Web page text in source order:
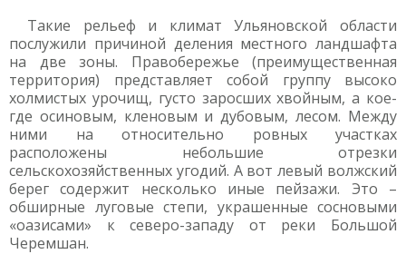
Такие рельеф и климат Ульяновской области
послужили причиной деления местного ландшафта
на две зоны. Правобережье (преимущественная
территория) представляет собой группу высоко
холмистых урочищ, густо заросших хвойным, а кое-
где осиновым, кленовым и дубовым, лесом. Между
ними на относительно ровных участках
расположены небольшие отрезки
сельскохозяйственных угодий. А вот левый волжский
берег содержит несколько иные пейзажи. Это –
обширные луговые степи, украшенные сосновыми
«оазисами» к северо-западу от реки Большой
Черемшан.